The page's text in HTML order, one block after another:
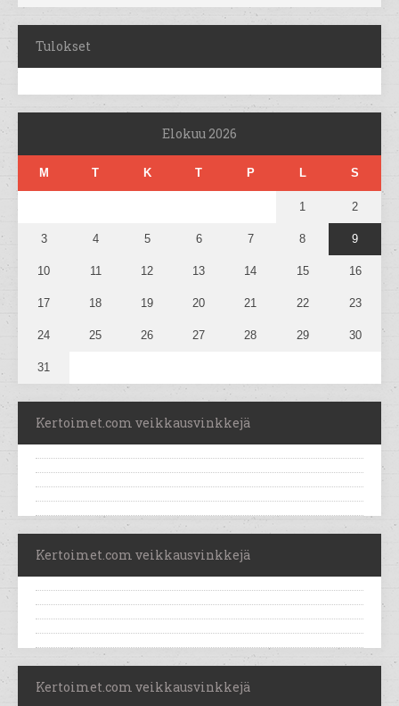
Tulokset
Elokuu 2026
M T K T P L S
1 2
3 4 5 6 7 8 9
10 11 12 13 14 15 16
17 18 19 20 21 22 23
24 25 26 27 28 29 30
31
Kertoimet.com veikkausvinkkejä
Kertoimet.com veikkausvinkkejä
Kertoimet.com veikkausvinkkejä